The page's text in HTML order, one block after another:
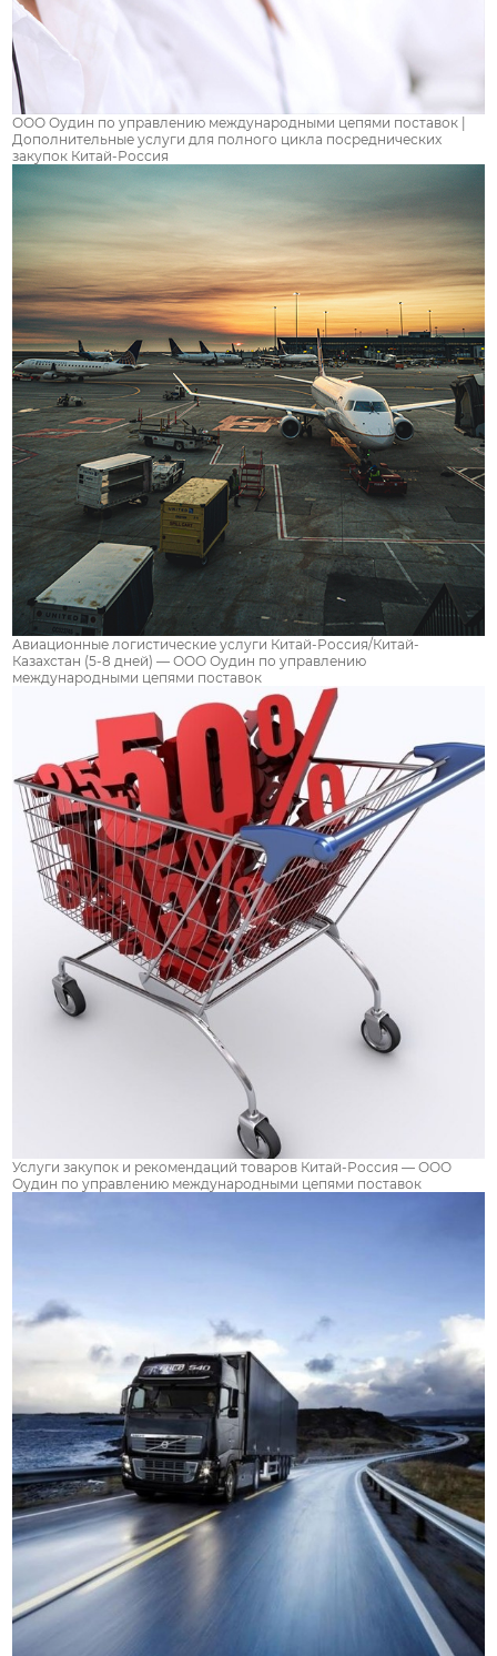
ООО Оудин по управлению международными цепями поставок |
Дополнительные услуги для полного цикла посреднических
закупок Китай-Россия
Авиационные логистические услуги Китай-Россия/Китай-
Казахстан (5-8 дней) — ООО Оудин по управлению
международными цепями поставок
Услуги закупок и рекомендаций товаров Китай-Россия — ООО
Оудин по управлению международными цепями поставок